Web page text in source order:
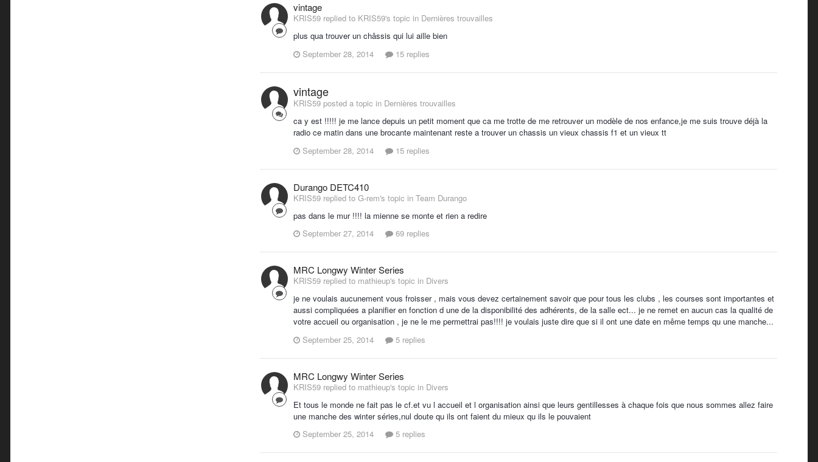
vintage
KRIS59 replied to KRIS59's topic in Dernières trouvailles
plus qua trouver un châssis qui lui aille bien
September 28, 2014
15 replies
vintage
KRIS59 posted a topic in Dernières trouvailles
ca y est !!!!! je me lance depuis un petit moment que ca me trotte de me retrouver un modèle de nos enfance,je me suis trouve déjà la
radio ce matin dans une brocante maintenant reste a trouver un chassis un vieux chassis f1 et un vieux tt
September 28, 2014
15 replies
Durango DETC410
KRIS59 replied to G-rem's topic in Team Durango
pas dans le mur !!!! la mienne se monte et rien a redire
September 27, 2014
69 replies
MRC Longwy Winter Series
KRIS59 replied to mathieup's topic in Divers
je ne voulais aucunement vous froisser , mais vous devez certainement savoir que pour tous les clubs , les courses sont importantes et
aussi compliquées a planifier en fonction d une de la disponibilité des adhérents, de la salle ect... je ne remet en aucun cas la qualité de
votre accueil ou organisation , je ne le me permettrai pas!!!! je voulais juste dire que si il ont une date en même temps qu une manche...
September 25, 2014
5 replies
MRC Longwy Winter Series
KRIS59 replied to mathieup's topic in Divers
Et tous le monde ne fait pas le cf.et vu l accueil et l organisation ainsi que leurs gentillesses à chaque fois que nous sommes allez faire
une manche des winter séries,nul doute qu ils ont faient du mieux qu ils le pouvaient
September 25, 2014
5 replies